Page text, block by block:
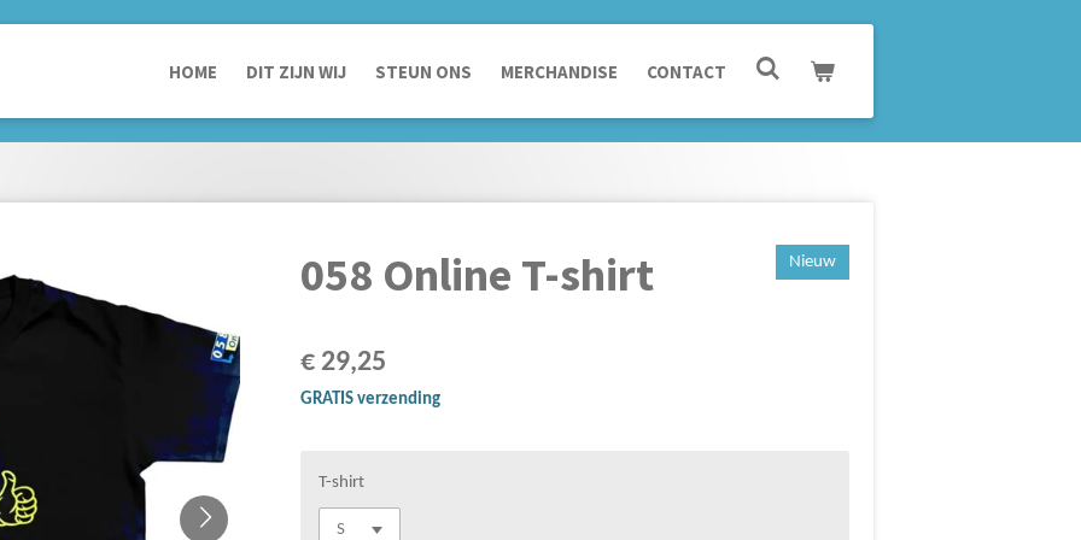
HOME DIT ZIJN WIJ STEUN ONS MERCHANDISE CONTACT
058 Online T-shirt Nieuw
€ 29,25
GRATIS verzending
T-shirt